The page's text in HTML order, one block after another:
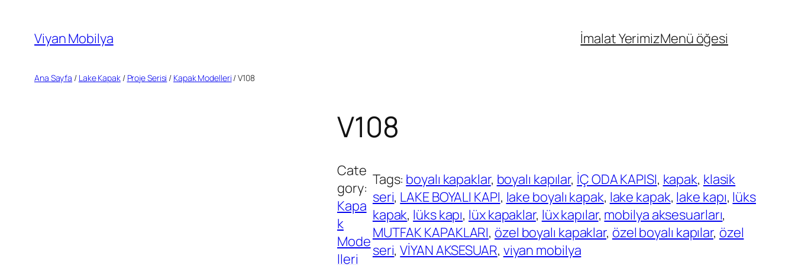
Viyan Mobilya İmalat YerimizMenü öğesi
Ana Sayfa / Lake Kapak/ Proje Serisi / Kapak Modelleri / V108
V108
Cate
gory:
Kapa
k
Mode
lleri
Tags: boyalı kapaklar, boyalı kapılar, İÇ ODA KAPISI, kapak, klasik
seri, LAKE BOYALI KAPI, lake boyalı kapak, lake kapak, lake kapı, lüks
kapak, lüks kapı, lüx kapaklar, lüx kapılar, mobilya aksesuarları
MUTFAK KAPAKLARI, özel boyalı kapaklar, özel boyalı kapılar, özel
seri, VİYAN AKSESUAR, viyan mobilya